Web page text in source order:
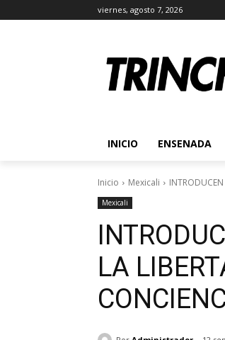
viernes, agosto 7, 2026
INICIO ENSENADA
Inicio Mexicali
Mexicali
LA